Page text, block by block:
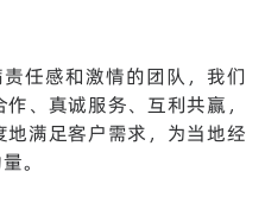
任感和激情的团队，我们
、真诚服务、互利共赢，
满足客户需求，为当地经
。